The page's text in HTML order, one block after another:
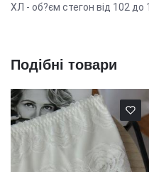
ХЛ - об?єм стегон від 102 до
Подібні товари